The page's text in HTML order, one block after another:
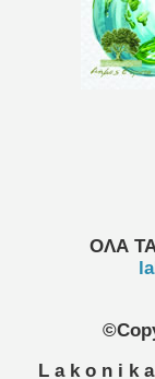
ΟΛΑ
L a k o n i k